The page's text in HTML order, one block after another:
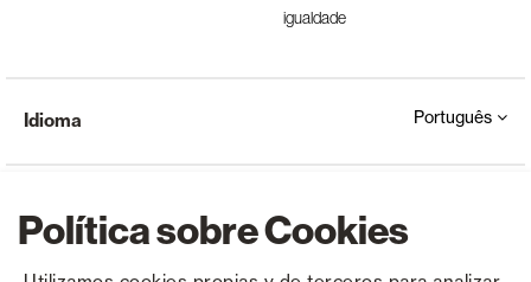
Política sobre Cookies
igualdade
Idioma Português